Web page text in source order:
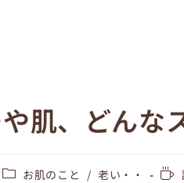
肌、どんな
お肌のこと / 老い・・